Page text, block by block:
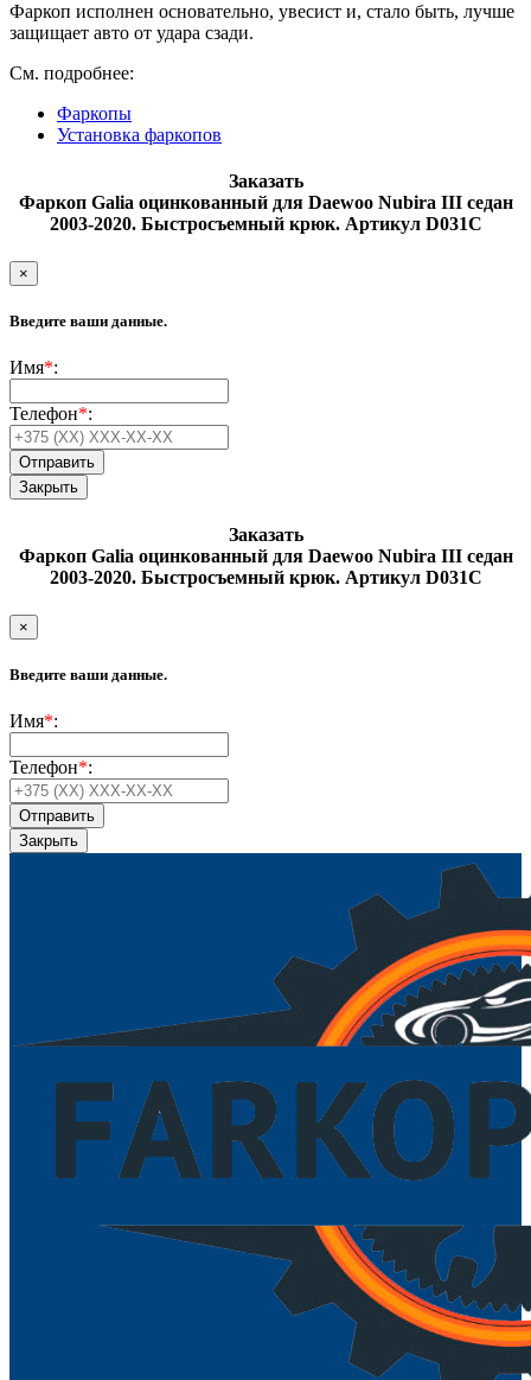
Фаркоп исполнен основательно, увесист и, стало быть, лучше
защищает авто от удара сзади.
См. подробнее:
Фаркопы
Установка фаркопов
Заказать
Фаркоп Galia оцинкованный для Daewoo Nubira III седан
2003-2020. Быстросъемный крюк. Артикул D031C
×
Введите ваши данные.
Имя*:
Телефон*:
Закрыть
Заказать
Фаркоп Galia оцинкованный для Daewoo Nubira III седан
2003-2020. Быстросъемный крюк. Артикул D031C
×
Введите ваши данные.
Имя*:
Телефон*:
Закрыть